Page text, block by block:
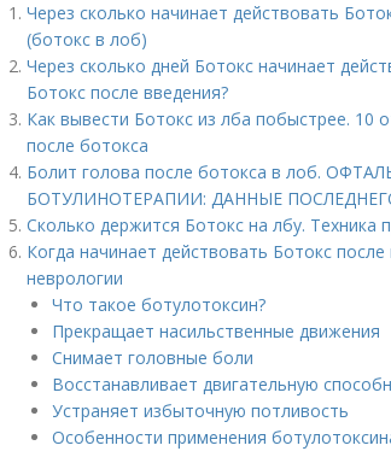
Через сколько начинает действовать
(ботокс в лоб)
Через сколько дней Ботокс начинает
Ботокс после введения?
Как вывести Ботокс из лба побыстрее.
после ботокса
Болит голова после ботокса в лоб.
БОТУЛИНОТЕРАПИИ: ДАННЫЕ
Сколько держится Ботокс на лбу. Техника
Когда начинает действовать Ботокс
неврологии
Что такое ботулотоксин?
Прекращает насильственные движения
Снимает головные боли
Восстанавливает двигательную
Устраняет избыточную потливость
Особенности применения